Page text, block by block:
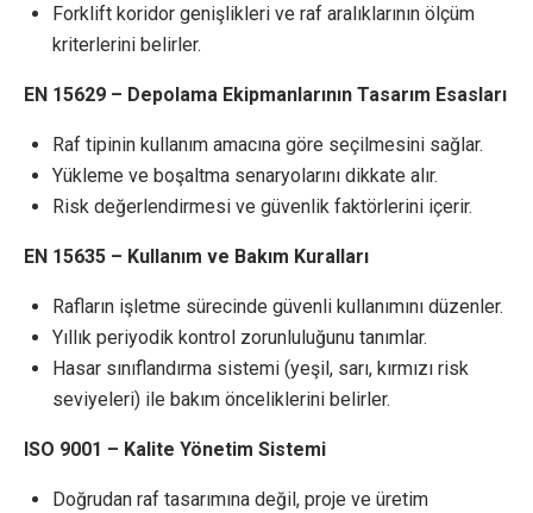
Forklift koridor genişlikleri ve raf aralıklarının ölçüm
kriterlerini belirler.
EN 15629 – Depolama Ekipmanlarının Tasarım Esasları
Raf tipinin kullanım amacına göre seçilmesini sağlar.
Yükleme ve boşaltma senaryolarını dikkate alır.
Risk değerlendirmesi ve güvenlik faktörlerini içerir.
EN 15635 – Kullanım ve Bakım Kuralları
Rafların işletme sürecinde güvenli kullanımını düzenler.
Yıllık periyodik kontrol zorunluluğunu tanımlar.
Hasar sınıflandırma sistemi (yeşil, sarı, kırmızı risk
seviyeleri) ile bakım önceliklerini belirler.
ISO 9001 – Kalite Yönetim Sistemi
Doğrudan raf tasarımına değil, proje ve üretim